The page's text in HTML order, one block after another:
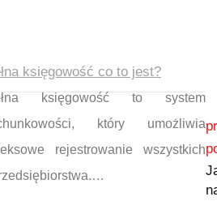
księgowość co to jest?
księgowość to system
który umożliwia
rejestrowanie wszystkich